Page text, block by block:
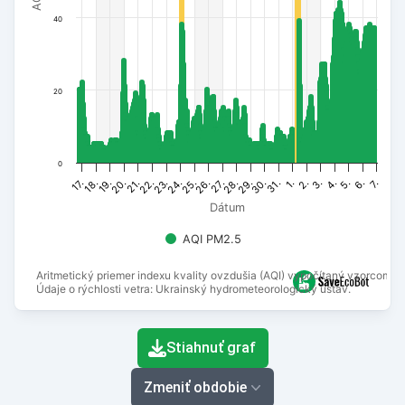
Aritmetický priemer indexu kvality ovzdušia (AQI) vypočítaný vzorcom
Údaje o rýchlosti vetra: Ukrainský hydrometeorologický ústav.
Dátum
AQI PM2.5
18. 20. 22. 24. 26. 28. 30. 1. 3. 5. 7.
17. 19. 21. 23. 25. 27. 29. 31. 2. 4. 6.
0
20
40
End of interactive chart.
Stiahnuť graf
Zmeniť obdobie